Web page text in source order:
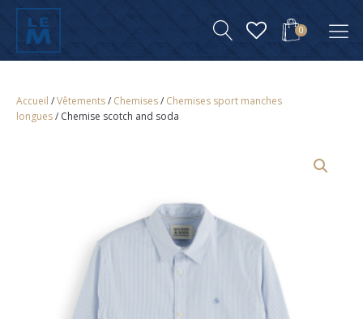
0
Accueil /Vêtements/ Chemises/ Chemises sport manches
longues/ Chemise scotch and soda